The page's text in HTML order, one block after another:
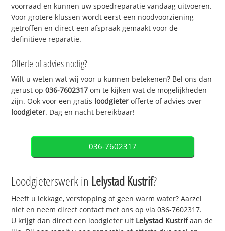
voorraad en kunnen uw spoedreparatie vandaag uitvoeren.
Voor grotere klussen wordt eerst een noodvoorziening
getroffen en direct een afspraak gemaakt voor de
definitieve reparatie.
Offerte of advies nodig?
Wilt u weten wat wij voor u kunnen betekenen? Bel ons dan
gerust op036-7602317 om te kijken wat de mogelijkheden
zijn. Ook voor een gratis loodgieter offerte of advies over
loodgieter. Dag en nacht bereikbaar!
036-7602317
Loodgieterswerk in Lelystad Kustrif?
Heeft u lekkage, verstopping of geen warm water? Aarzel
niet en neem direct contact met ons op via 036-7602317.
U krijgt dan direct een loodgieter uit Lelystad Kustrifaan de